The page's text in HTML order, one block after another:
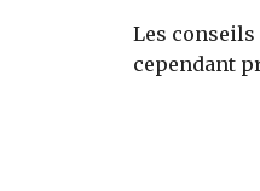
Les
cependant